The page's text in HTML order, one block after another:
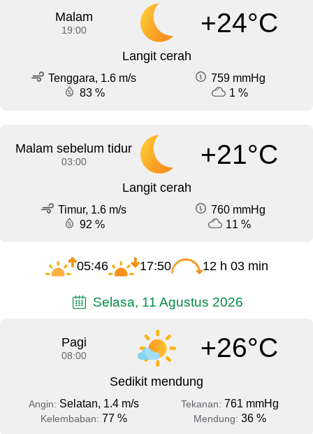
Malam
19:00 +24°C
Langit cerah
Tenggara, 1.6 m/s
759 mmHg
83 %
1 %
Malam sebelum tidur
03:00 +21°C
Langit cerah
Timur, 1.6 m/s
760 mmHg
92 %
11 %
05:46 17:50 12 h 03 min
Selasa, 11 Agustus 2026
Pagi
08:00 +26°C
Sedikit mendung
Angin: Selatan, 1.4 m/s Tekanan: 761 mmHg
Kelembaban: 77 % Mendung: 36 %